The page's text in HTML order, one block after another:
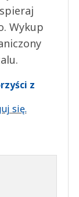
Wykup
z
się.